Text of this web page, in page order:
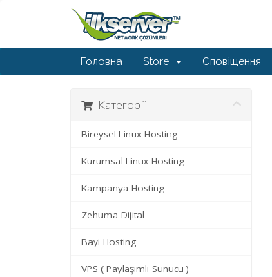
Головна Store Сповіщення
Категорії
Bireysel Linux Hosting
Kurumsal Linux Hosting
Kampanya Hosting
Zehuma Dijital
Bayi Hosting
VPS ( Paylaşımlı Sunucu )